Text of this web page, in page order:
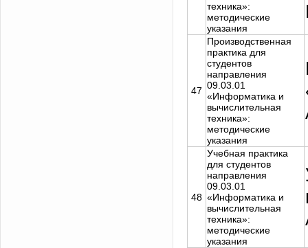
техника»:
методические
указания
47
Производственная
практика для
студентов
направления
09.03.01
«Информатика и
вычислительная
техника»:
методические
указания
48
Учебная практика
для студентов
направления
09.03.01
«Информатика и
вычислительная
техника»:
методические
указания